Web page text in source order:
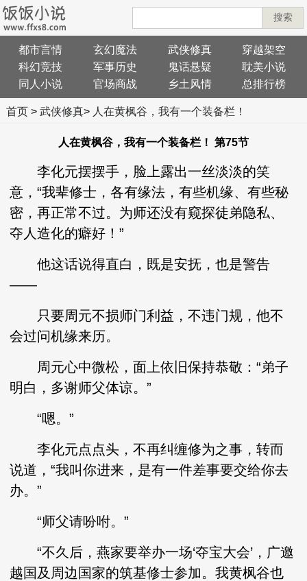
搜索
都市言情 玄幻魔法 武侠修真
穿越架空
科幻竞技
军事历史 鬼话悬疑
耽美小说
同人小说
官场商战 乡土风情 总排行榜
首页> 武侠修真> 人在黄枫谷，我有一个装备栏！
人在黄枫谷，我有一个装备栏！ 第75节
李化元摆摆手，脸上露出一丝淡淡的笑
意，“我辈修士，各有缘法，有些机缘、有些秘
密，再正常不过。为师还没有窥探徒弟隐私、
夺人造化的癖好！”
他这话说得直白，既是安抚，也是警告
——
只要周元不损师门利益，不违门规，他不
会过问机缘来历。
周元心中微松，面上依旧保持恭敬：“弟子
明白，多谢师父体谅。”
“嗯。”
李化元点点头，不再纠缠修为之事，转而
说道，“我叫你进来，是有一件差事要交给你去
办。”
“师父请吩咐。”
“不久后，燕家要举办一场‘夺宝大会’，广邀
越国及周边国家的筑基修士参加。我黄枫谷也